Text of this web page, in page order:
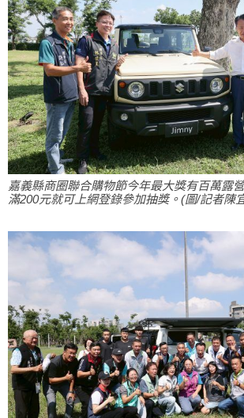
嘉義縣商圈聯合購物節今年最大獎有百萬露
滿200元就可上網登錄參加抽獎。(圖/記者陳